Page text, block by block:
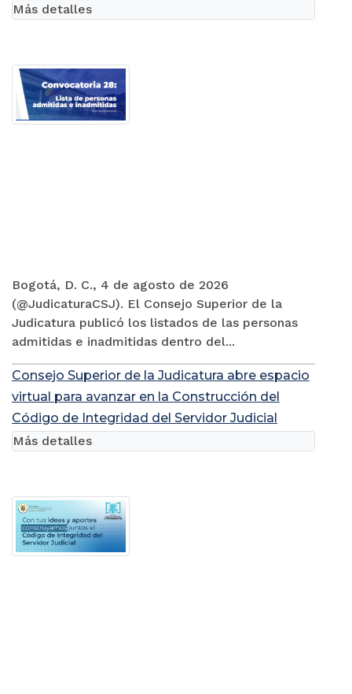
Bogotá, D. C., 4 de agosto de 2026
(@JudicaturaCSJ). El Consejo Superior de la
Judicatura publicó los listados de las personas
admitidas e inadmitidas dentro del...
Más detalles
Consejo Superior de la Judicatura abre espacio
virtual para avanzar en la Construcción del
Código de Integridad del Servidor Judicial
Más detalles